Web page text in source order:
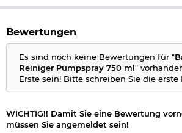
Kontaktlinsen nach Möglichkeit
hinzuziehen. Bei anhaltender
einholen / ärztliche Hilfe hinzuziehen.
Inhalt/Behälter dem Recycling zuführen.
Herstellerinformationen
Bewertungen
Es sind noch keine Bewertungen für "
Reiniger Pumpspray 750 ml"
Erste sein! Bitte schreiben Sie die
WICHTIG!! Damit Sie eine Bewertung
müssen Sie angemeldet sein!